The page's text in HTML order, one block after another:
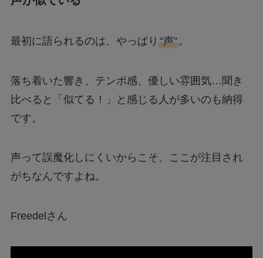
最初に語られるのは、やっぱり “声”。
落ち着いた響き、テンポ感、優しい雰囲気…聞き
比べると「似てる！」と感じる人が多いのも納得
です。
声って誤魔化しにくいからこそ、ここが注目され
がちなんですよね。
Freedelさん